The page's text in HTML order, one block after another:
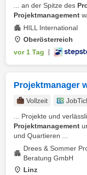
... an der Spitze des
Projektmanagement
HILL International
Oberösterreich
vor 1 Tag
Projektmanager
Vollzeit
... Projekte und
Projektmanagement
und Quartieren ...
Drees & Sommer
Beratung GmbH
Linz